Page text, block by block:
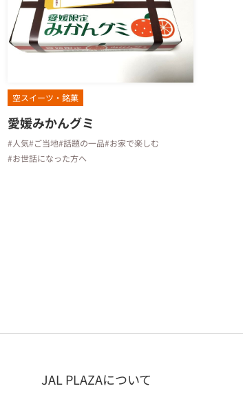
空スイーツ・銘菓
愛媛みかんグミ
#人気#ご当地#話題の一品#お家で楽しむ
#お世話になった方へ
JAL PLAZAについて